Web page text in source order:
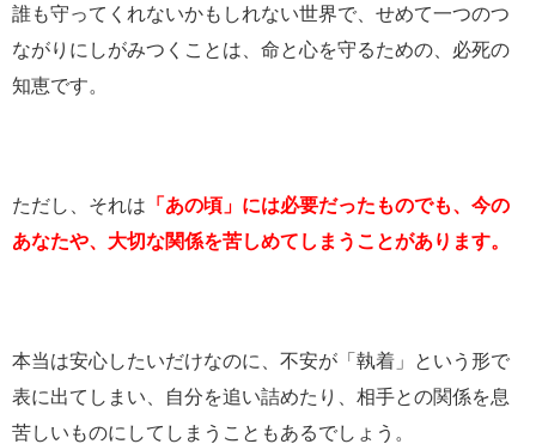
誰も守ってくれないかもしれない世界で、せめて一つのつ
ながりにしがみつくことは、命と心を守るための、必死の
知恵です。
ただし、それは 「あの頃」には必要だったものでも、今の
あなたや、大切な関係を苦しめてしまうことがあります。
本当は安心したいだけなのに、不安が「執着」という形で
表に出てしまい、自分を追い詰めたり、相手との関係を息
苦しいものにしてしまうこともあるでしょう。